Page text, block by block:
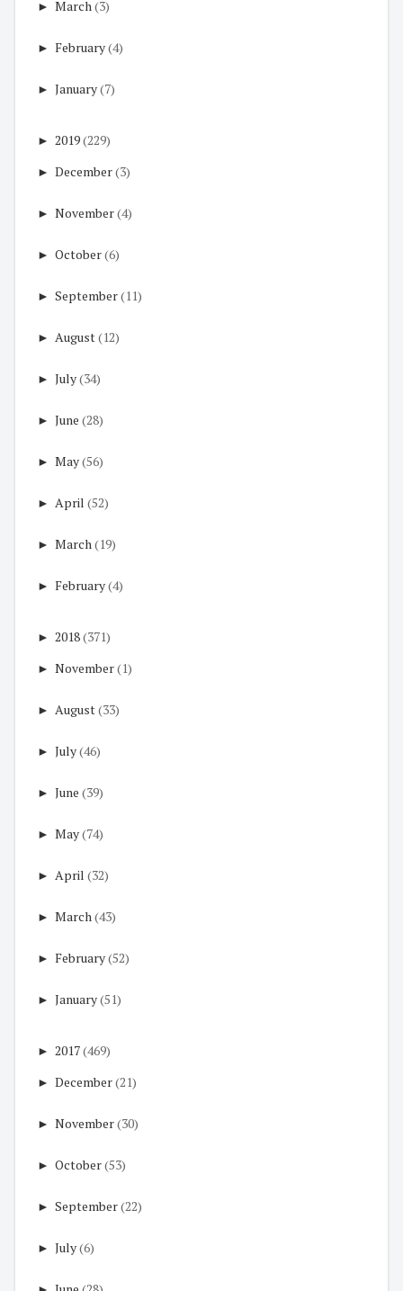
► March(3)
► February(4)
► January(7)
► 2019(229)
► December(3)
► November(4)
► October(6)
► September(11)
► August(12)
► July(34)
► June (28)
► May(56)
► April (52)
► March(19)
► February(4)
► 2018(371)
► November(1)
► August(33)
► July(46)
► June (39)
► May(74)
► April (32)
► March(43)
► February(52)
► January(51)
► 2017(469)
► December(21)
► November(30)
► October(53)
► September(22)
► July(6)